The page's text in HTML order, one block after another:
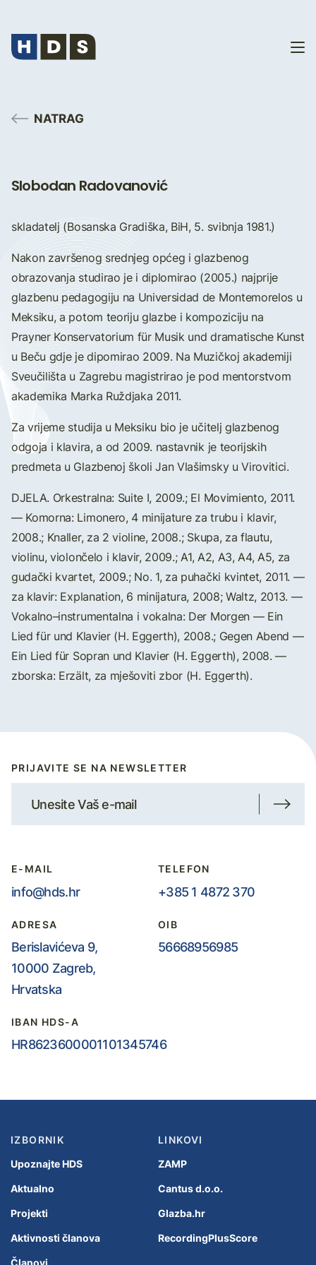
NATRAG
Slobodan Radovanović
skladatelj (Bosanska Gradiška, BiH, 5. svibnja 1981.)
Nakon završenog srednjeg općeg i glazbenog
obrazovanja studirao je i diplomirao (2005.) najprije
glazbenu pedagogiju na Universidad de Montemorelos u
Meksiku, a potom teoriju glazbe i kompoziciju na
Prayner Konservatorium für Musik und dramatische Kunst
u Beču gdje je dipomirao 2009. Na Muzičkoj akademiji
Sveučilišta u Zagrebu magistrirao je pod mentorstvom
akademika Marka Ruždjaka 2011.
Za vrijeme studija u Meksiku bio je učitelj glazbenog
odgoja i klavira, a od 2009. nastavnik je teorijskih
predmeta u Glazbenoj školi Jan Vlašimsky u Virovitici.
DJELA. Orkestralna: Suite I, 2009.; El Movimiento, 2011.
— Komorna: Limonero, 4 minijature za trubu i klavir,
2008.; Knaller, za 2 violine, 2008.; Skupa, za flautu,
violinu, violončelo i klavir, 2009.; A1, A2, A3, A4, A5, za
gudački kvartet, 2009.; No. 1, za puhački kvintet, 2011. —
za klavir: Explanation, 6 minijatura, 2008; Waltz, 2013. —
Vokalno–instrumentalna i vokalna: Der Morgen — Ein
Lied für und Klavier (H. Eggerth), 2008.; Gegen Abend —
Ein Lied für Sopran und Klavier (H. Eggerth), 2008. —
zborska: Erzält, za mješoviti zbor (H. Eggerth).
PRIJAVITE SE NA NEWSLETTER
E-MAIL
info@hds.hr
TELEFON
+385 1 4872 370
ADRESA
Berislavićeva 9,
10000 Zagreb,
Hrvatska
OIB
56668956985
IBAN HDS-A
HR8623600001101345746
IZBORNIK
Upoznajte HDS
Aktualno
Projekti
Aktivnosti članova
Članovi
LINKOVI
ZAMP
Cantus d.o.o.
Glazba.hr
RecordingPlusScore